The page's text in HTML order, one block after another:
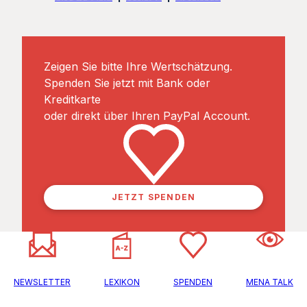
Zeigen Sie bitte Ihre Wertschätzung.
Spenden Sie jetzt mit Bank oder
Kreditkarte
oder direkt über Ihren PayPal Account.
JETZT SPENDEN
NEWSLETTER LEXIKON SPENDEN MENA TALK